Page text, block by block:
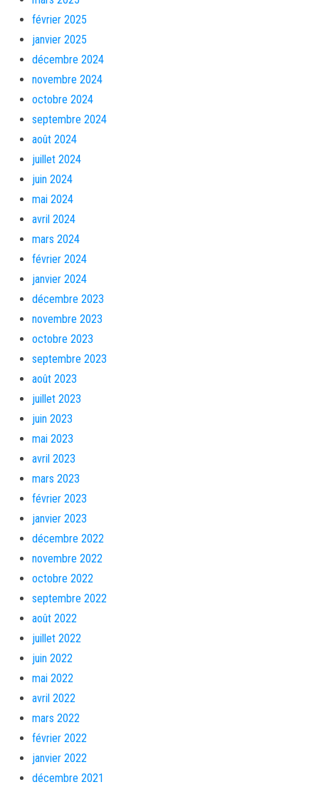
février 2025
janvier 2025
décembre 2024
novembre 2024
octobre 2024
septembre 2024
août 2024
juillet 2024
juin 2024
mai 2024
avril 2024
mars 2024
février 2024
janvier 2024
décembre 2023
novembre 2023
octobre 2023
septembre 2023
août 2023
juillet 2023
juin 2023
mai 2023
avril 2023
mars 2023
février 2023
janvier 2023
décembre 2022
novembre 2022
octobre 2022
septembre 2022
août 2022
juillet 2022
juin 2022
mai 2022
avril 2022
mars 2022
février 2022
janvier 2022
décembre 2021